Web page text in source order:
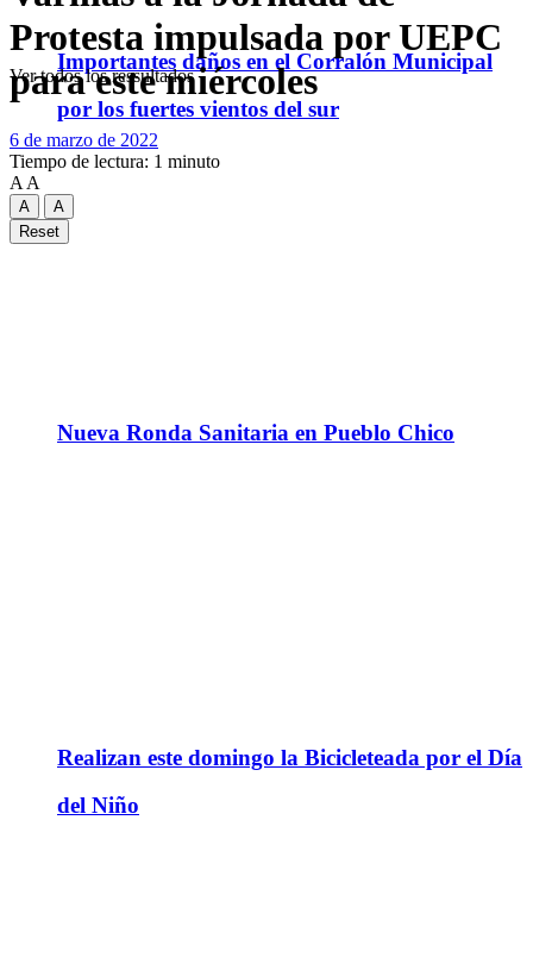
Importantes daños en el Corralón Municipal
por los fuertes vientos del sur
Nueva Ronda Sanitaria en Pueblo Chico
Realizan este domingo la Bicicleteada por el Día
del Niño
Ver todos los ressultados
Protesta impulsada por UEPC
para este miércoles
6 de marzo de 2022
Tiempo de lectura: 1 minuto
A A
A
A
Reset